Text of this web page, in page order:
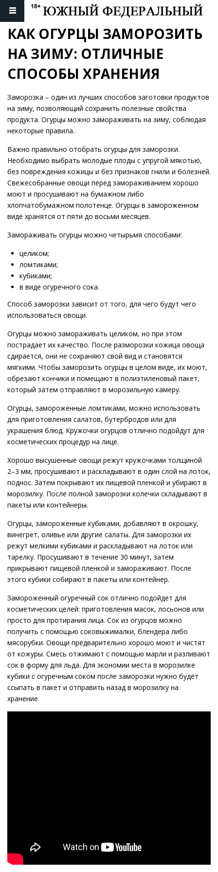
КАК ОГУРЦЫ ЗАМОРОЗИТЬ
НА ЗИМУ: ОТЛИЧНЫЕ
СПОСОБЫ ХРАНЕНИЯ
Заморозка – один из лучших способов заготовки продуктов
на зиму, позволяющий сохранить полезные свойства
продукта. Огурцы можно замораживать на зиму, соблюдая
некоторые правила.
Важно правильно отобрать огурцы для заморозки.
Необходимо выбрать молодые плоды с упругой мякотью,
без повреждения кожицы и без признаков гнили и болезней.
Свежесобранные овощи перед замораживанием хорошо
моют и просушивают на бумажном либо
хлопчатобумажном полотенце. Огурцы в замороженном
виде хранятся от пяти до восьми месяцев.
Замораживать огурцы можно четырьмя способами:
целиком;
ломтиками;
кубиками;
в виде огуречного сока.
Способ заморозки зависит от того, для чего будут чего
использоваться овощи.
Огурцы можно замораживать целиком, но при этом
пострадает их качество. После разморозки кожица овоща
сдирается, они не сохраняют свой вид и становятся
мягкими. Чтобы заморозить огурцы в целом виде, их моют,
обрезают кончики и помещают в полиэтиленовый пакет,
который затем отправляют в морозильную камеру.
Огурцы, замороженные ломтиками, можно использовать
для приготовления салатов, бутербродов или для
украшения блюд. Кружочки огурцов отлично подойдут для
косметических процедур на лице.
Хорошо высушенные овощи режут кружочками толщиной
2–3 мм, просушивают и раскладывают в один слой на лоток,
поднос. Затем покрывают их пищевой пленкой и убирают в
морозилку. После полной заморозки колечки складывают в
пакеты или контейнеры.
Огурцы, замороженные кубиками, добавляют в окрошку,
винегрет, оливье или другие салаты. Для заморозки их
режут мелкими кубиками и раскладывают на лоток или
тарелку. Просушивают в течение 30 минут, затем
прикрывают пищевой пленкой и замораживают. После
этого кубики собирают в пакеты или контейнер.
Замороженный огуречный сок отлично подойдет для
косметических целей: приготовления масок, лосьонов или
просто для протирания лица. Сок из огурцов можно
получить с помощью соковыжималки, блендера либо
мясорубки. Овощи предварительно хорошо моют и чистят
от кожуры. Смесь отжимают с помощью марли и разливают
сок в форму для льда. Для экономии места в морозилке
кубики с огуречным соком после заморозки нужно будет
ссыпать в пакет и отправить назад в морозилку на
хранение.